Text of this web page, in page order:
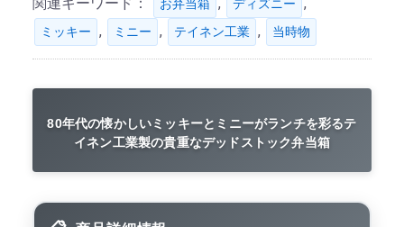
お弁当箱 ディズニー
ミッキー , ミニー , テイネン工業 , 当時物
80年代の懐かしいミッキーとミニーがランチを彩るテ
イネン工業製の貴重なデッドストック弁当箱